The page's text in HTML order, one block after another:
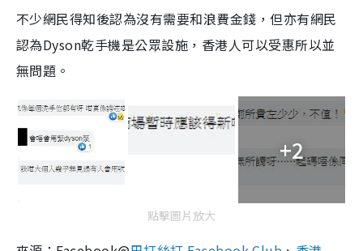
不少網民得知後認為沒有需要和浪費金錢，但亦有網民
認為Dyson乾手機是公眾設施， 香港人可以受惠所以並
無問題。
+2
點擊圖片放大